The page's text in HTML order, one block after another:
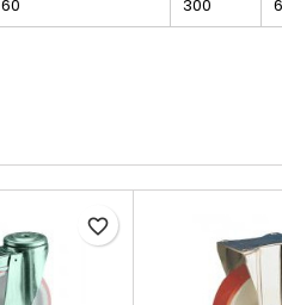
60 300
favorite_border